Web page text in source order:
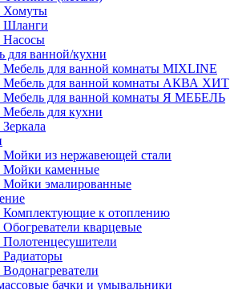
Хомуты
Шланги
Насосы
для ванной/кухни
Мебель для ванной комнаты MIXLINE
Мебель для ванной комнаты АКВА ХИТ
Мебель для ванной комнаты Я МЕБЕЛЬ
Мебель для кухни
Зеркала
Мойки из нержавеющей стали
Мойки каменные
Мойки эмалированные
Комплектующие к отоплению
Обогреватели кварцевые
Полотенцесушители
Радиаторы
Водонагреватели
бачки и умывальники